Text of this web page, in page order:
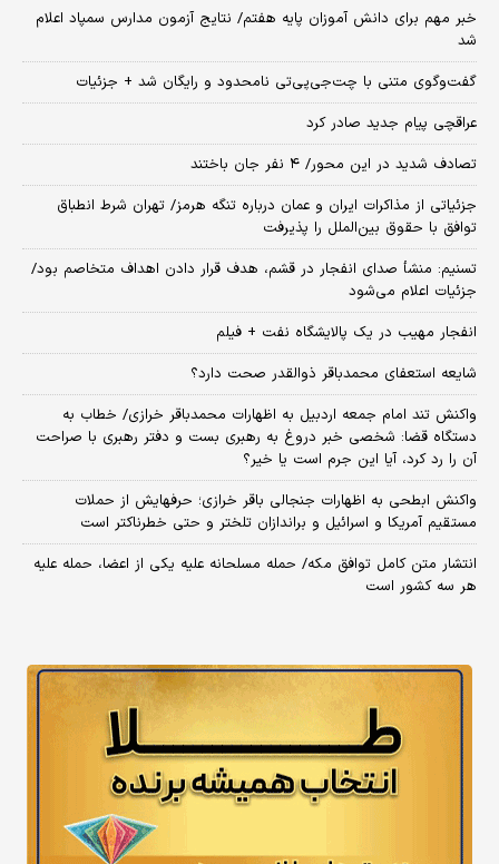
خبر مهم برای دانش آموزان پایه هفتم/ نتایج آزمون مدارس سمپاد اعلام
شد
گفت‌وگوی متنی با چت‌جی‌پی‌تی نامحدود و رایگان شد + جزئیات
عراقچی پیام جدید صادر کرد
تصادف شدید در این محور/ ۴ نفر جان باختند
جزئیاتی از مذاکرات ایران و عمان درباره تنگه هرمز/ تهران شرط انطباق
توافق با حقوق بین‌الملل را پذیرفت
تسنیم: منشأ صدای انفجار در قشم، هدف قرار دادن اهداف متخاصم بود/
جزئیات اعلام می‌شود
انفجار مهیب در یک پالایشگاه نفت + فیلم
شایعه استعفای محمدباقر ذوالقدر صحت دارد؟
واکنش تند امام جمعه اردبیل به اظهارات محمدباقر خرازی/ خطاب به
دستگاه قضا: شخصی خبر دروغ به رهبری بست و دفتر رهبری با صراحت
آن را رد کرد، آیا این جرم است یا خیر؟
واکنش ابطحی به اظهارات جنجالی باقر خرازی؛ حرفهایش از حملات
مستقیم آمریکا و اسرائیل و براندازان تلختر و حتی خطرناکتر است
انتشار متن کامل توافق مکه/ حمله مسلحانه علیه یکی از اعضا، حمله علیه
هر سه کشور است